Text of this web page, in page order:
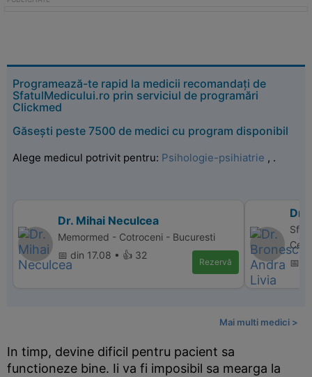
Programează-te rapid la medicii recomandați de
SfatulMedicului.ro prin serviciul de programări
Clickmed
Găsești peste 7500 de medici cu program disponibil
Alege medicul potrivit pentru: Psihologie-psihiatrie , .
Dr. Mihai Neculcea
Memormed - Cotroceni - Bucuresti
📅 din 17.08 • 👍 32
Rezervă
Dr.
📅
Mai multi medici >
In timp, devine dificil pentru pacient sa
functioneze bine. Ii va fi imposibil sa mearga la